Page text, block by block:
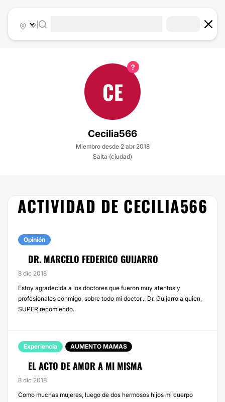
|
CE
Cecilia566
Miembro desde 2 abr 2018
Salta (ciudad)
ACTIVIDAD DE CECILIA566
Opinión
DR. MARCELO FEDERICO GUIJARRO
8 dic 2018
Estoy agradecida a los doctores que fueron muy atentos y
profesionales conmigo, sobre todo mi doctor... Dr. Guijarro a quien,
SUPER recomiendo.
Experiencia AUMENTO MAMAS
EL ACTO DE AMOR A MI MISMA
8 dic 2018
Como muchas mujeres, luego de dos hermosos hijos mi cuerpo